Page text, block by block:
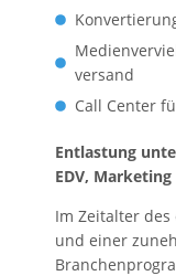
versand
Call Center
Entlastung
EDV,
Im Zeitalter
und einer